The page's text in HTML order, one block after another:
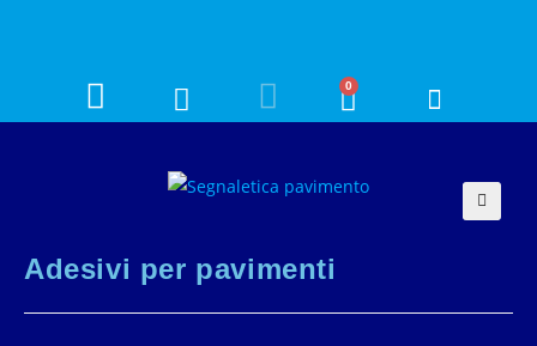
0
Adesivi per pavimenti